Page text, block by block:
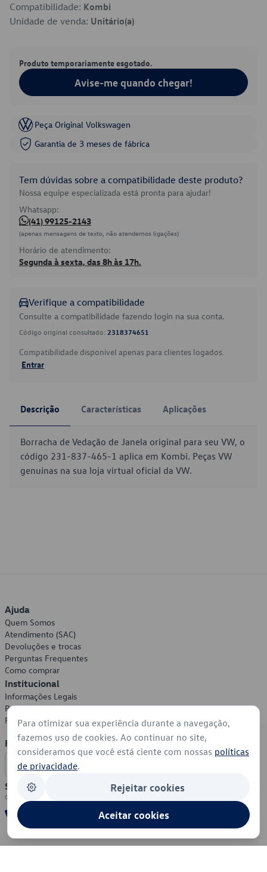
Compatibilidade: Kombi
Unidade de venda: Unitário(a)
Produto temporariamente esgotado.
Avise-me quando chegar!
Peça Original Volkswagen
Garantia de 3 meses de fábrica
Tem dúvidas sobre a compatibilidade deste produto?
Nossa equipe especializada está pronta para ajudar!
Whatsapp:
(41) 99125-2143
(apenas mensagens de texto, não atendemos ligações)
Horário de atendimento:
Segunda à sexta, das 8h às 17h.
Verifique a compatibilidade
Consulte a compatibilidade fazendo login na sua conta.
Código original consultado: 2318374651
Compatibilidade disponível apenas para clientes logados.
Entrar
Descrição Características Aplicações
Borracha de Vedação de Janela original para seu VW, o
código 231-837-465-1 aplica em Kombi. Peças VW
genuínas na sua loja virtual oficial da VW.
Ajuda
Quem Somos
Atendimento (SAC)
Devoluções e trocas
Perguntas Frequentes
Como comprar
Institucional
Informações Legais
Política de Privacidade
Política de Cookies
Formas de Pagamento
Segurança
Para otimizar sua experiência durante a navegação,
fazemos uso de cookies. Ao continuar no site,
consideramos que você está ciente com nossas políticas
de privacidade.
Rejeitar cookies
Aceitar cookies